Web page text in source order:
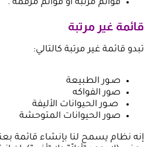
قوائم مرتبة أو قوائم مرقمة .
قائمة غير مرتبة
تبدو قائمة غير مرتبة كالتالي:
صـور الطبيعة
صور الفواكه
صـور الحيوانات الأليفة
صور الحيوانات المتوحشة
إنه نظام يسمح لنا بإنشاء قائمة